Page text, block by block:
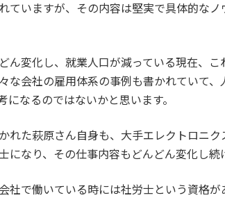
ていますが、その内容は堅実で具体的な
ん変化し、就業人口が減っている現在、
な会社の雇用体系の事例も書かれていて
になるのではないかと思います。
れた萩原さん自身も、大手エレクトロニ
になり、その仕事内容もどんどん変化し続
社で働いている時には社労士という資格